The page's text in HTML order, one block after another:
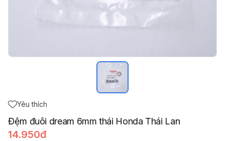
Yêu thích
Đệm đuôi dream 6mm thái Honda Thái Lan
14.950đ